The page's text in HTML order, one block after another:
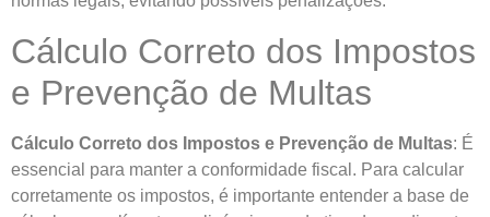
Cálculo Correto dos Impostos
e Prevenção de Multas
Cálculo Correto dos Impostos e Prevenção de Multas: É
essencial para manter a conformidade fiscal. Para calcular
corretamente os impostos, é importante entender a base de